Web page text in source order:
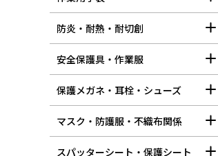
防炎・耐熱・耐切創
安全保護具・作業服
保護メガネ・耳栓・シューズ
マスク・防護服・不織布関係
スパッターシート・保護シート